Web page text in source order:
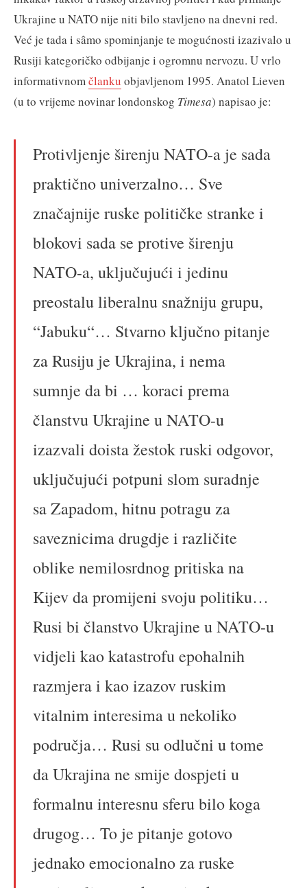
Ukrajine u NATO nije niti bilo stavljeno na dnevni red.
Već je tada i sâmo spominjanje te mogućnosti izazivalo u
Rusiji kategoričko odbijanje i ogromnu nervozu. U vrlo
informativnomčlanku objavljenom 1995. Anatol Lieven
(u to vrijeme novinar londonskog Timesa) napisao je:
Protivljenje širenju NATO-a je sada
praktično univerzalno… Sve
značajnije ruske političke stranke i
blokovi sada se protive širenju
NATO-a, uključujući i jedinu
preostalu liberalnu snažniju grupu,
“Jabuku“… Stvarno ključno pitanje
za Rusiju je Ukrajina, i nema
sumnje da bi … koraci prema
članstvu Ukrajine u NATO-u
izazvali doista žestok ruski odgovor,
uključujući potpuni slom suradnje
sa Zapadom, hitnu potragu za
saveznicima drugdje i različite
oblike nemilosrdnog pritiska na
Kijev da promijeni svoju politiku…
Rusi bi članstvo Ukrajine u NATO-u
vidjeli kao katastrofu epohalnih
razmjera i kao izazov ruskim
vitalnim interesima u nekoliko
područja… Rusi su odlučni u tome
da Ukrajina ne smije dospjeti u
formalnu interesnu sferu bilo koga
drugog… To je pitanje gotovo
jednako emocionalno za ruske